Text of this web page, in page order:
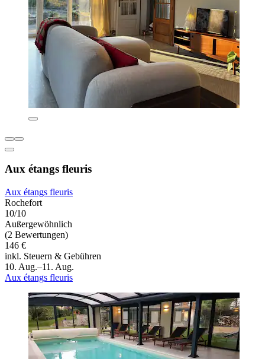
Aux étangs fleuris
Aux étangs fleuris
Rochefort
10/10
Außergewöhnlich
(2 Bewertungen)
146 €
inkl. Steuern & Gebühren
10. Aug.–11. Aug.
Aux étangs fleuris